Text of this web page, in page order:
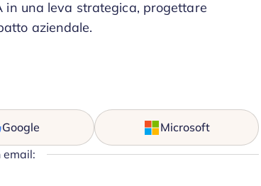
in una leva strategica, progettare
aziendale.
Google Microsoft
email: